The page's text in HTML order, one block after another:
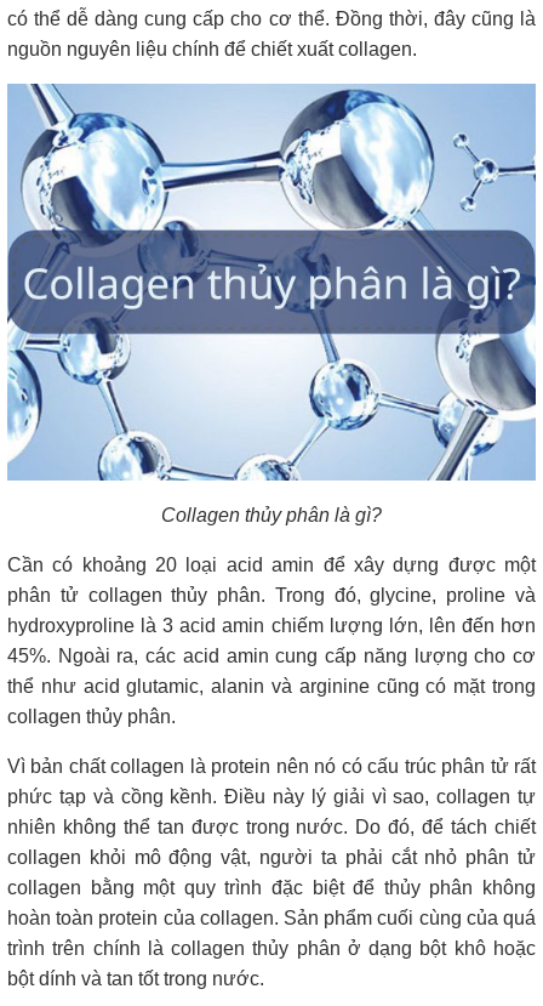
có thể dễ dàng cung cấp cho cơ thể. Đồng thời, đây cũng là
nguồn nguyên liệu chính để chiết xuất collagen.
Collagen thủy phân là gì?
Cần có khoảng 20 loại acid amin để xây dựng được một
phân tử collagen thủy phân. Trong đó, glycine, proline và
hydroxyproline là 3 acid amin chiếm lượng lớn, lên đến hơn
45%. Ngoài ra, các acid amin cung cấp năng lượng cho cơ
thể như acid glutamic, alanin và arginine cũng có mặt trong
collagen thủy phân.
Vì bản chất collagen là protein nên nó có cấu trúc phân tử rất
phức tạp và cồng kềnh. Điều này lý giải vì sao, collagen tự
nhiên không thể tan được trong nước. Do đó, để tách chiết
collagen khỏi mô động vật, người ta phải cắt nhỏ phân tử
collagen bằng một quy trình đặc biệt để thủy phân không
hoàn toàn protein của collagen. Sản phẩm cuối cùng của quá
trình trên chính là collagen thủy phân ở dạng bột khô hoặc
bột dính và tan tốt trong nước.